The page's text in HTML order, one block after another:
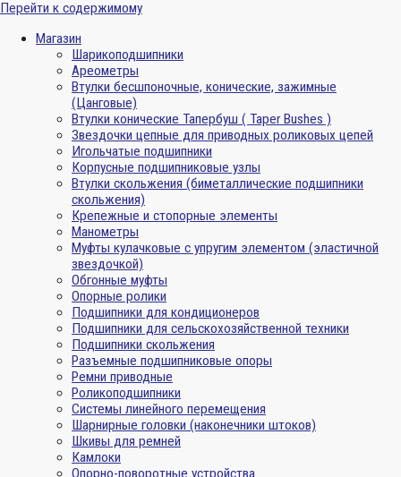
Перейти к содержимому
Магазин
Шарикоподшипники
Ареометры
Втулки бесшпоночные, конические, зажимные
(Цанговые)
Втулки конические Тапербуш ( Taper Bushes )
Звездочки цепные для приводных роликовых цепей
Игольчатые подшипники
Корпусные подшипниковые узлы
Втулки скольжения (биметаллические подшипники
скольжения)
Крепежные и стопорные элементы
Манометры
Муфты кулачковые с упругим элементом (эластичной
звездочкой)
Обгонные муфты
Опорные ролики
Подшипники для кондиционеров
Подшипники для сельскохозяйственной техники
Подшипники скольжения
Разъемные подшипниковые опоры
Ремни приводные
Роликоподшипники
Системы линейного перемещения
Шарнирные головки (наконечники штоков)
Шкивы для ремней
Камлоки
Опорно-поворотные устройства